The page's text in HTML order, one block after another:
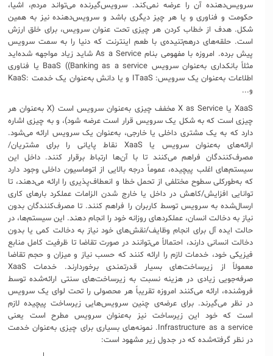
سرویس‌دهنده آن را عرضه نمی‌کند. سرویس‌گیرنده می‌تواند مردم، اشیا،
حکومت و فناوری و یا هر چیز دیگری باشد و سرویس‌دهنده نیز به همین
شکل. هدف از خطاب کردن هر چیزی تحت عنوان سرویس، برای خلق ارزش
است. حلقه‌های درهم‌تنیده‌ی با طعم اینترنت که دنیا را به سمت سرویس
پیش برده. امروزه با مفهومی بنام As a Service شاید زیاد مواجهه شده‌اید
مثلاً بانکداری به‌عنوان سرویس BaaS ((Banking as a service یا فناوری
اطلاعات به‌عنوان یک سرویس: ITaaS و یا دانش به‌عنوان یک خدمت :KaaS
و...
XaaS یا X as Service مخفف چیزی به‌عنوان سرویس است (X به‌عنوان هر
چیزی است که به شکل یک سرویس قرار است عرضه شود)، و به چیزی اشاره
دارد که به یک مشتری داخلی یا خارجی، به‌عنوان یک سرویس ارائه می‌شود.
ارائه‌های به‌عنوان سرویس یا XaaS نقاط پایانی را برای مشتریان/
مصرف‌کنندگان فراهم می‌کنند تا با آن‌ها ارتباط برقرار کنند. داخل این
سیستم‌های اغلب پیچیده، عموماً درجه بالایی از اتوماسیون داخلی وجود دارد
که به‌طورکلی سطوح مختلفی از تحمل خطا و انعطاف‌پذیری را ارائه می‌دهند، تا
توانایی افزایش/کاهش در داخل یا خارج شدن الزامات عملکرد بارهای کاری
ارسال‌شده به سرویس توسط کاربران را فراهم کنند. تا مصرف‌کنندگان بدون
نیاز به دخالت انسان، عملکردهای روزانه خود را انجام دهند. این سیستم‌ها، در
حالت ایده آل برای انجام وظایف/نقش‌های خود نیاز به دخالت کمی یا بدون
دخالت انسانی دارند، احتمالاً می‌توانند در صورت تقاضا تا ظرفیت کامل منابع
فیزیکی خود، خدمات لازم را ارائه کنند که حسب نیاز و میزان و حجم تقاضا
معمولاً از زیرساخت‌های بسیار قدرتمندی برخوردارند. خدمات XaaS
صرفه‌جویی زیادی در هزینه نسبت به زیرساخت‌های سنتی ارائه‌شده توسط
فروشنده، ارائه می‌کنند امروزه تقریباً هر محصولی را تحت لوای یک سرویس
در نظر می‌گیرند. برای عرضه‌ی چنین سرویس‌هایی زیرساخت پیچیده لازم
است که خود این زیرساخت نیز به‌عنوان سرویس مطرح است یعنی
Infrastructure as a service. نمونه‌های بسیاری برای چیزی به‌عنوان خدمت
در نظر گرفته‌شده که در جدول زیر مشهود است: